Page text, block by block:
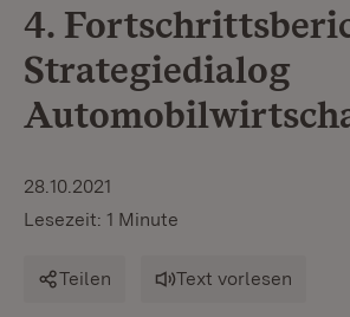
4.
Strategiedialog
28.10.2021
Lesezeit: 1 Minute
Teilen Text vorlesen